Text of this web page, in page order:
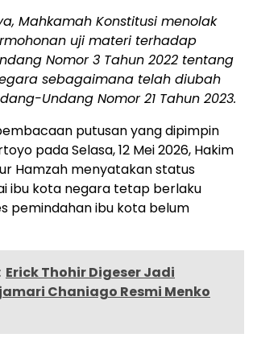
Mahkamah Konstitusi menolak
uji materi terhadap
Nomor 3 Tahun 2022 tentang
sebagaimana telah diubah
Undang Nomor 21 Tahun 2023.
putusan yang dipimpin
pada Selasa, 12 Mei 2026, Hakim
Hamzah menyatakan status
ibu kota negara tetap berlaku
pemindahan ibu kota belum
Erick Thohir Digeser Jadi
Chaniago Resmi Menko